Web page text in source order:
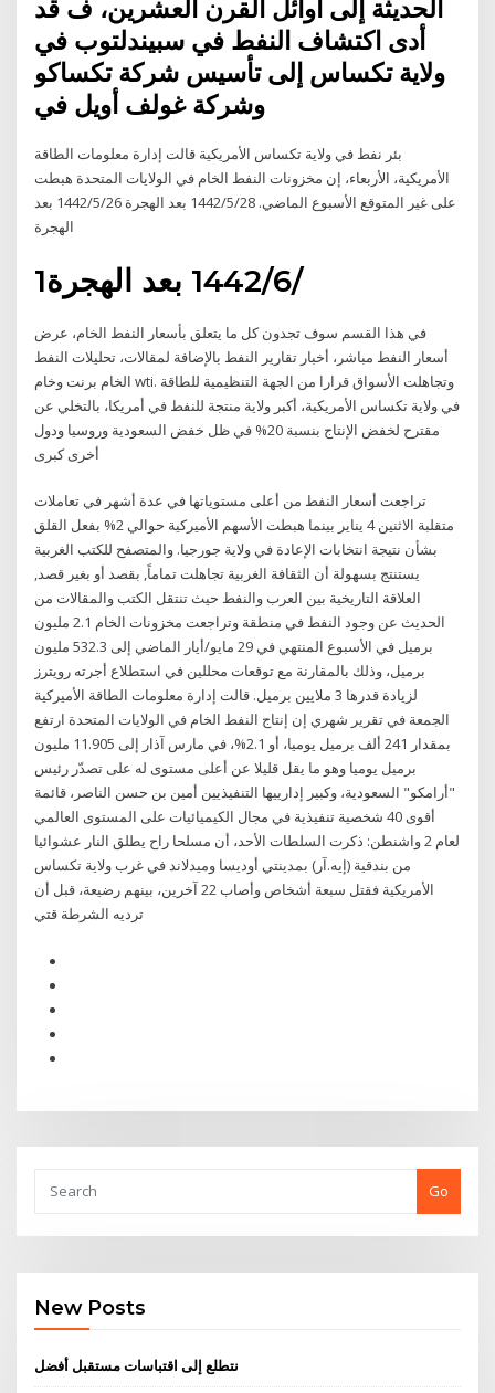
الحديثة إلى أوائل القرن العشرين، ف قد
أدى اكتشاف النفط في سبيندلتوب في
ولاية تكساس إلى تأسيس شركة تكساكو
وشركة غولف أويل في
بئر نفط في ولاية تكساس الأمريكية قالت إدارة معلومات الطاقة
الأمريكية، الأربعاء، إن مخزونات النفط الخام في الولايات المتحدة هبطت
على غير المتوقع الأسبوع الماضي. 28‏‏/5‏‏/1442 بعد الهجرة 26‏‏/5‏‏/1442 بعد
الهجرة
1‏‏/6‏‏/1442 بعد الهجرة
في هذا القسم سوف تجدون كل ما يتعلق بأسعار النفط الخام، عرض
أسعار النفط مباشر، أخبار تقارير النفط بالإضافة لمقالات، تحليلات النفط
الخام برنت وخام wti. وتجاهلت الأسواق قرارا من الجهة التنظيمية للطاقة
في ولاية تكساس الأمريكية، أكبر ولاية منتجة للنفط في أمريكا، بالتخلي عن
مقترح لخفض الإنتاج بنسبة 20% في ظل خفض السعودية وروسيا ودول
أخرى كبرى
تراجعت أسعار النفط من أعلى مستوياتها في عدة أشهر في تعاملات
متقلبة الاثنين 4 يناير بينما هبطت الأسهم الأميركية حوالي 2% بفعل القلق
بشأن نتيجة انتخابات الإعادة في ولاية جورجيا. والمتصفح للكتب الغربية
يستنتج بسهولة أن الثقافة الغربية تجاهلت تماماً, بقصد أو بغير قصد,
العلاقة التاريخية بين العرب والنفط حيث تنتقل الكتب والمقالات من
الحديث عن وجود النفط في منطقة وتراجعت مخزونات الخام 2.1 مليون
برميل في الأسبوع المنتهي في 29 مايو/أيار الماضي إلى 532.3 مليون
برميل، وذلك بالمقارنة مع توقعات محللين في استطلاع أجرته رويترز
لزيادة قدرها 3 ملايين برميل. قالت إدارة معلومات الطاقة الأميركية
الجمعة في تقرير شهري إن إنتاج النفط الخام في الولايات المتحدة ارتفع
بمقدار 241 ألف برميل يوميا، أو 2.1%، في مارس آذار إلى 11.905 مليون
برميل يوميا وهو ما يقل قليلا عن أعلى مستوى له على تصدّر رئيس
"أرامكو" السعودية، وكبير إدارييها التنفيذيين أمين بن حسن الناصر، قائمة
أقوى 40 شخصية تنفيذية في مجال الكيميائيات على المستوى العالمي
لعام 2 واشنطن: ذكرت السلطات الأحد، أن مسلحا راح يطلق النار عشوائيا
من بندقية (إيه.آر) بمدينتي أوديسا وميدلاند في غرب ولاية تكساس
الأمريكية فقتل سبعة أشخاص وأصاب 22 آخرين، بينهم رضيعة، قبل أن
ترديه الشرطة قتي
Go
New Posts
نتطلع إلى اقتباسات مستقبل أفضل